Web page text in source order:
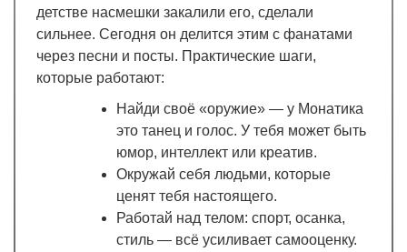
детстве насмешки закалили его, сделали
сильнее. Сегодня он делится этим с фанатами
через песни и посты. Практические шаги,
которые работают:
Найди своё «оружие» — у Монатика
это танец и голос. У тебя может быть
юмор, интеллект или креатив.
Окружай себя людьми, которые
ценят тебя настоящего.
Работай над телом: спорт, осанка,
стиль — всё усиливает самооценку.